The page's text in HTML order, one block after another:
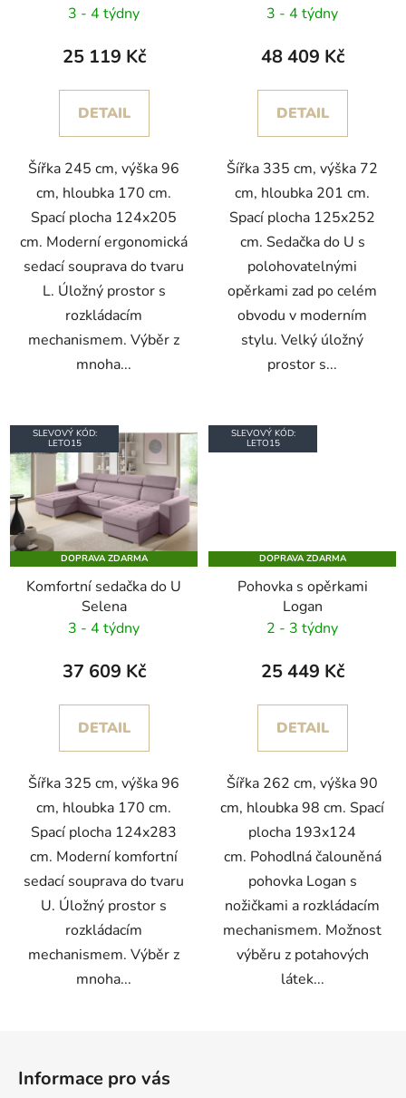
opěrkami Phoenix
3 - 4 týdny
25 119 Kč
DETAIL
Šířka 245 cm, výška 96
cm, hloubka 170 cm.
Spací plocha 124x205
cm. Moderní ergonomická
sedací souprava do tvaru
L. Úložný prostor s
rozkládacím
mechanismem. Výběr z
mnoha...
opěrkami do U Dalma
3 - 4 týdny
48 409 Kč
DETAIL
Šířka 335 cm, výška 72
cm, hloubka 201 cm.
Spací plocha 125x252
cm. Sedačka do U s
polohovatelnými
opěrkami zad po celém
obvodu v moderním
stylu. Velký úložný
prostor s...
SLEVOVÝ KÓD:
LETO15
DOPRAVA ZDARMA
Komfortní sedačka do U
Selena
3 - 4 týdny
37 609 Kč
DETAIL
Šířka 325 cm, výška 96
cm, hloubka 170 cm.
Spací plocha 124x283
cm. Moderní komfortní
sedací souprava do tvaru
U. Úložný prostor s
rozkládacím
mechanismem. Výběr z
mnoha...
SLEVOVÝ KÓD:
LETO15
DOPRAVA ZDARMA
Pohovka s opěrkami
Logan
2 - 3 týdny
25 449 Kč
DETAIL
Šířka 262 cm, výška 90
cm, hloubka 98 cm. Spací
plocha 193x124
cm. Pohodlná čalouněná
pohovka Logan s
nožičkami a rozkládacím
mechanismem. Možnost
výběru z potahových
látek...
Informace pro vás